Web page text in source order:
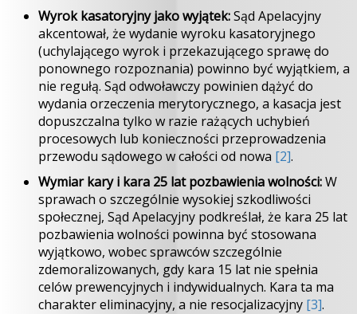
Wyrok kasatoryjny jako wyjątek:Sąd Apelacyjny
akcentował, że wydanie wyroku kasatoryjnego
(uchylającego wyrok i przekazującego sprawę do
ponownego rozpoznania) powinno być wyjątkiem, a
nie regułą. Sąd odwoławczy powinien dążyć do
wydania orzeczenia merytorycznego, a kasacja jest
dopuszczalna tylko w razie rażących uchybień
procesowych lub konieczności przeprowadzenia
przewodu sądowego w całości od nowa [2].
Wymiar kary i kara 25 lat pozbawienia wolności:W
sprawach o szczególnie wysokiej szkodliwości
społecznej, Sąd Apelacyjny podkreślał, że kara 25 lat
pozbawienia wolności powinna być stosowana
wyjątkowo, wobec sprawców szczególnie
zdemoralizowanych, gdy kara 15 lat nie spełnia
celów prewencyjnych i indywidualnych. Kara ta ma
charakter eliminacyjny, a nie resocjalizacyjny [3].